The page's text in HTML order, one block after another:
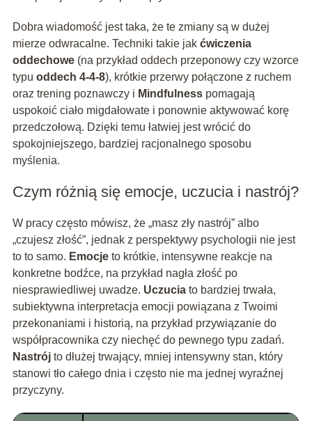
Dobra wiadomość jest taka, że te zmiany są w dużej
mierze odwracalne. Techniki takie jak ćwiczenia
oddechowe(na przykład oddech przeponowy czy wzorce
typu oddech 4-4-8), krótkie przerwy połączone z ruchem
oraz trening poznawczy i Mindfulnesspomagają
uspokoić ciało migdałowate i ponownie aktywować korę
przedczołową. Dzięki temu łatwiej jest wrócić do
spokojniejszego, bardziej racjonalnego sposobu
myślenia.
Czym różnią się emocje, uczucia i nastrój?
W pracy często mówisz, że „masz zły nastrój” albo
„czujesz złość”, jednak z perspektywy psychologii nie jest
to to samo. Emocjeto krótkie, intensywne reakcje na
konkretne bodźce, na przykład nagła złość po
niesprawiedliwej uwadze. Uczuciato bardziej trwała,
subiektywna interpretacja emocji powiązana z Twoimi
przekonaniami i historią, na przykład przywiązanie do
współpracownika czy niechęć do pewnego typu zadań.
Nastrójto dłużej trwający, mniej intensywny stan, który
stanowi tło całego dnia i często nie ma jednej wyraźnej
przyczyny.